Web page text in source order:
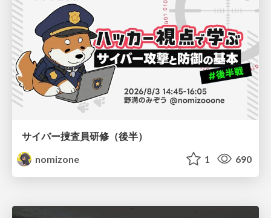
サイバー捜査員研修（後半）
nomizone
1 690